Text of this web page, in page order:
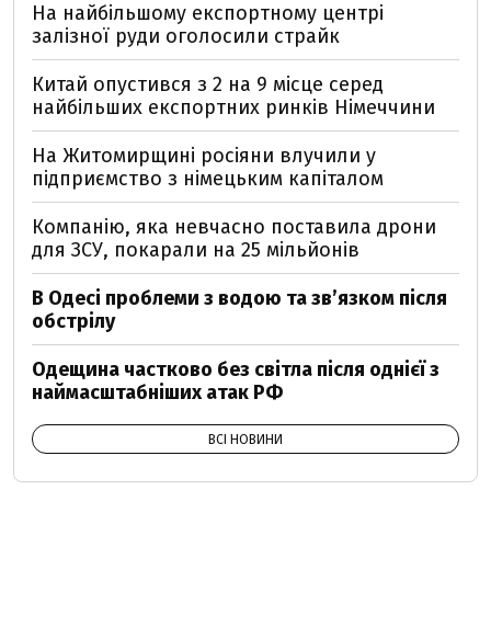
На найбільшому експортному центрі
залізної руди оголосили страйк
Китай опустився з 2 на 9 місце серед
найбільших експортних ринків Німеччини
На Житомирщині росіяни влучили у
підприємство з німецьким капіталом
Компанію, яка невчасно поставила дрони
для ЗСУ, покарали на 25 мільйонів
В Одесі проблеми з водою та звʼязком після
обстрілу
Одещина частково без світла після однієї з
наймасштабніших атак РФ
ВСІ НОВИНИ